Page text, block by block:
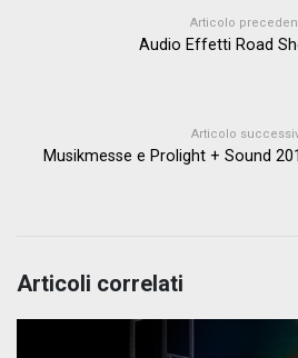
Articolo
Audio Effetti Road
Articolo
Musikmesse e Prolight + Sound
Articoli correlati